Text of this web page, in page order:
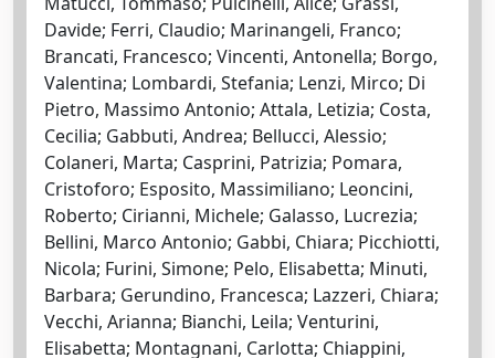
Davide; Ferri, Claudio; Marinangeli, Franco;
Brancati, Francesco; Vincenti, Antonella; Borgo,
Valentina; Lombardi, Stefania; Lenzi, Mirco; Di
Pietro, Massimo Antonio; Attala, Letizia; Costa,
Cecilia; Gabbuti, Andrea; Bellucci, Alessio;
Colaneri, Marta; Casprini, Patrizia; Pomara,
Cristoforo; Esposito, Massimiliano; Leoncini,
Roberto; Cirianni, Michele; Galasso, Lucrezia;
Bellini, Marco Antonio; Gabbi, Chiara; Picchiotti,
Nicola; Furini, Simone; Pelo, Elisabetta; Minuti,
Barbara; Gerundino, Francesca; Lazzeri, Chiara;
Vecchi, Arianna; Bianchi, Leila; Venturini,
Elisabetta; Montagnani, Carlotta; Chiappini,